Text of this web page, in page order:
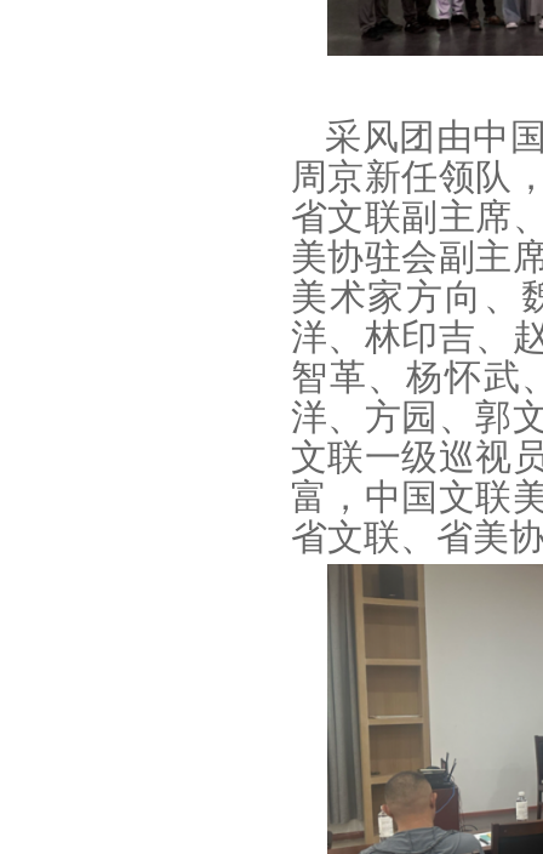
采风团由中
周京新任领队
省文联副主席
美协驻会副主
美术家方向、
洋、林印吉、
智革、杨怀武
洋、方园、郭
文联一级巡视
富，中国文联
省文联、省美